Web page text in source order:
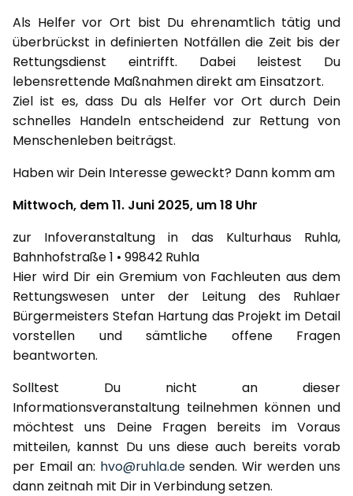
Als Helfer vor Ort bist Du ehrenamtlich tätig und
überbrückst in definierten Notfällen die Zeit bis der
Rettungsdienst eintrifft. Dabei leistest Du
lebensrettende Maßnahmen direkt am Einsatzort.
Ziel ist es, dass Du als Helfer vor Ort durch Dein
schnelles Handeln entscheidend zur Rettung von
Menschenleben beiträgst.
Haben wir Dein Interesse geweckt? Dann komm am
Mittwoch, dem 11. Juni 2025, um 18 Uhr
zur Infoveranstaltung in das Kulturhaus Ruhla,
Bahnhofstraße 1 • 99842 Ruhla
Hier wird Dir ein Gremium von Fachleuten aus dem
Rettungswesen unter der Leitung des Ruhlaer
Bürgermeisters Stefan Hartung das Projekt im Detail
vorstellen und sämtliche offene Fragen
beantworten.
Solltest Du nicht an dieser
Informationsveranstaltung teilnehmen können und
möchtest uns Deine Fragen bereits im Voraus
mitteilen, kannst Du uns diese auch bereits vorab
per Email an: hvo@ruhla.desenden. Wir werden uns
dann zeitnah mit Dir in Verbindung setzen.